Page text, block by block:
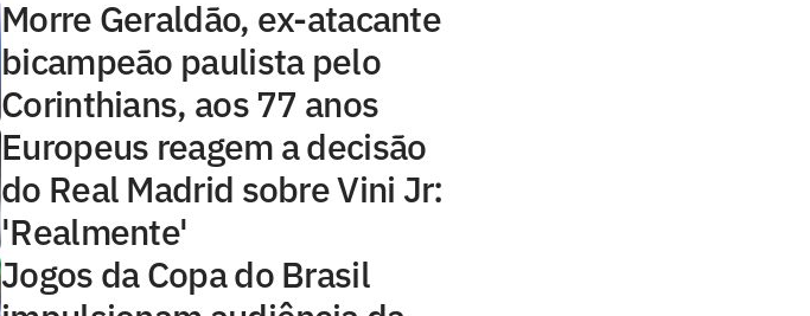
Morre Geraldão, ex-atacante
bicampeão paulista pelo
Corinthians, aos 77 anos
Europeus reagem a decisão
do Real Madrid sobre Vini Jr:
'Realmente'
Jogos da Copa do Brasil